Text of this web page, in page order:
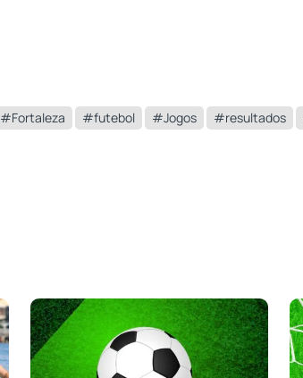
#Fortaleza #futebol #Jogos #resultados